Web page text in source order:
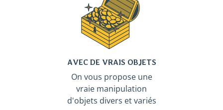
AVEC DE VRAIS OBJETS
On vous propose une
vraie manipulation
d'objets divers et variés